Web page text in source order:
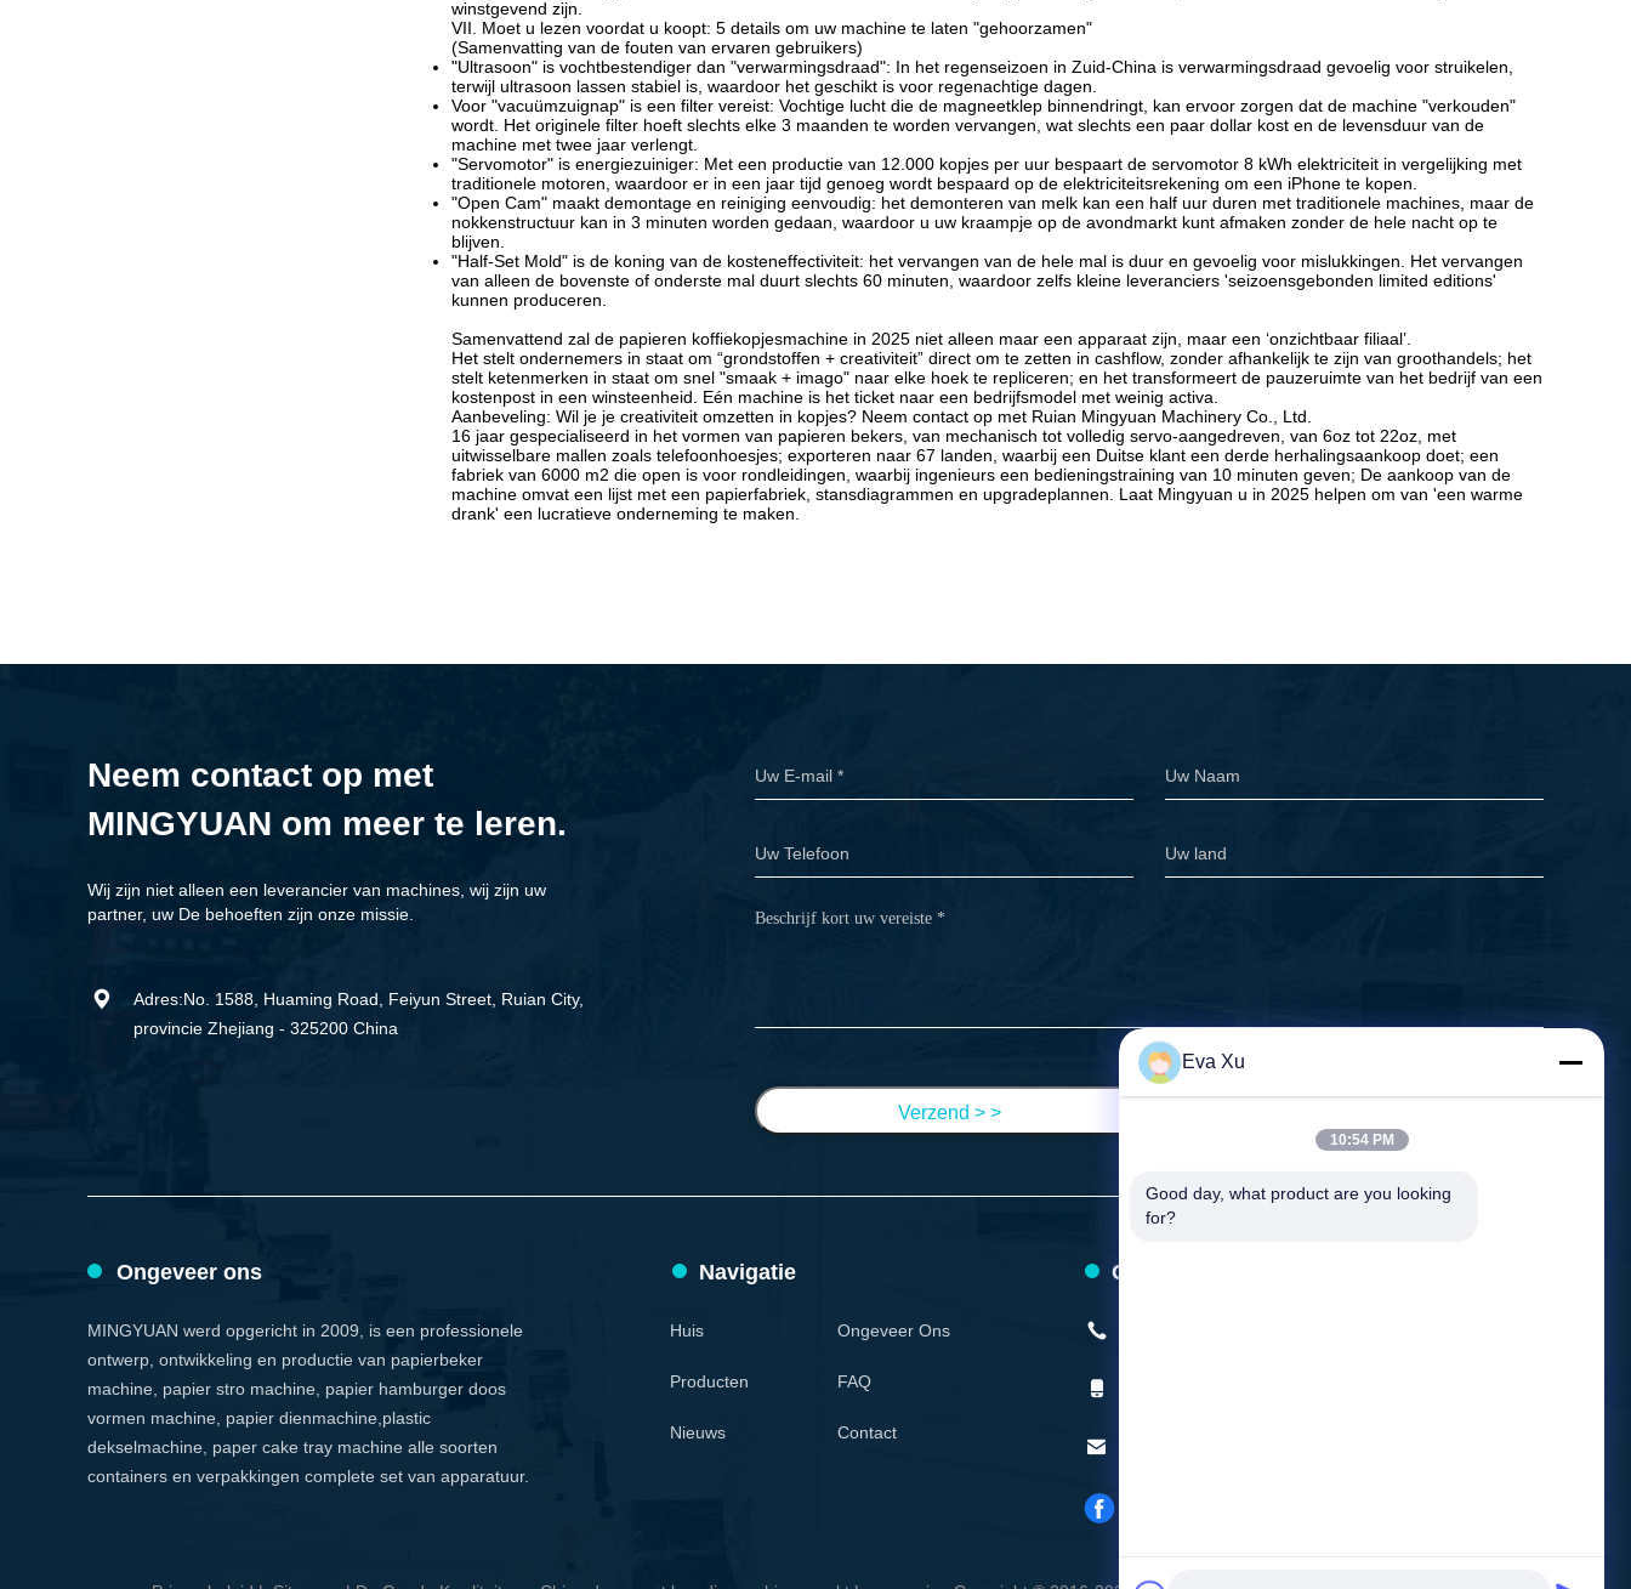
winstgevend zijn.
VII. Moet u lezen voordat u koopt: 5 details om uw machine te laten "gehoorzamen"
(Samenvatting van de fouten van ervaren gebruikers)
"Ultrasoon" is vochtbestendiger dan "verwarmingsdraad": In het regenseizoen in Zuid-China is verwarmingsdraad gevoelig voor struikelen,
terwijl ultrasoon lassen stabiel is, waardoor het geschikt is voor regenachtige dagen.
Voor "vacuümzuignap" is een filter vereist: Vochtige lucht die de magneetklep binnendringt, kan ervoor zorgen dat de machine "verkouden"
wordt. Het originele filter hoeft slechts elke 3 maanden te worden vervangen, wat slechts een paar dollar kost en de levensduur van de
machine met twee jaar verlengt.
"Servomotor" is energiezuiniger: Met een productie van 12.000 kopjes per uur bespaart de servomotor 8 kWh elektriciteit in vergelijking met
traditionele motoren, waardoor er in een jaar tijd genoeg wordt bespaard op de elektriciteitsrekening om een ​​iPhone te kopen.
"Open Cam" maakt demontage en reiniging eenvoudig: het demonteren van melk kan een half uur duren met traditionele machines, maar de
nokkenstructuur kan in 3 minuten worden gedaan, waardoor u uw kraampje op de avondmarkt kunt afmaken zonder de hele nacht op te
blijven.
"Half-Set Mold" is de koning van de kosteneffectiviteit: het vervangen van de hele mal is duur en gevoelig voor mislukkingen. Het vervangen
van alleen de bovenste of onderste mal duurt slechts 60 minuten, waardoor zelfs kleine leveranciers 'seizoensgebonden limited editions'
kunnen produceren.
Samenvattend zal de papieren koffiekopjesmachine in 2025 niet alleen maar een apparaat zijn, maar een ‘onzichtbaar filiaal’.
Het stelt ondernemers in staat om “grondstoffen + creativiteit” direct om te zetten in cashflow, zonder afhankelijk te zijn van groothandels; het
stelt ketenmerken in staat om snel "smaak + imago" naar elke hoek te repliceren; en het transformeert de pauzeruimte van het bedrijf van een
kostenpost in een winsteenheid. Eén machine is het ticket naar een bedrijfsmodel met weinig activa.
Aanbeveling: Wil je je creativiteit omzetten in kopjes? Neem contact op met Ruian Mingyuan Machinery Co., Ltd.
16 jaar gespecialiseerd in het vormen van papieren bekers, van mechanisch tot volledig servo-aangedreven, van 6oz tot 22oz, met
uitwisselbare mallen zoals telefoonhoesjes; exporteren naar 67 landen, waarbij een Duitse klant een derde herhalingsaankoop doet; een
fabriek van 6000 m2 die open is voor rondleidingen, waarbij ingenieurs een bedieningstraining van 10 minuten geven; De aankoop van de
machine omvat een lijst met een papierfabriek, stansdiagrammen en upgradeplannen. Laat Mingyuan u in 2025 helpen om van 'een warme
drank' een lucratieve onderneming te maken.
Neem contact op met
MINGYUAN om meer te leren.
Wij zijn niet alleen een leverancier van machines, wij zijn uw
partner, uw De behoeften zijn onze missie.

Adres:No. 1588, Huaming Road, Feiyun Street, Ruian City,
provincie Zhejiang - 325200 China
Verzend > >
Ongeveer ons
MINGYUAN werd opgericht in 2009, is een professionele
ontwerp, ontwikkeling en productie van papierbeker
machine, papier stro machine, papier hamburger doos
vormen machine, papier dienmachine,plastic
dekselmachine, paper cake tray machine alle soorten
containers en verpakkingen complete set van apparatuur.
Navigatie
Huis Ongeveer Ons
Producten FAQ
Nieuws Contact
Contacteer ons
Eva Xu
10:54 PM
Good day, what product are you looking
for?